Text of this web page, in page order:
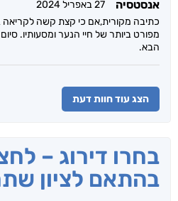
אנסטסיה
27 באפריל 2024
כתיבה מקורית,אם כי קצת קשה
מפורט ביותר של חיי הנער ומסעותיו.
הבא.
הצג עוד חוות דעת
בחרו דירוג –
בהתאם לציון